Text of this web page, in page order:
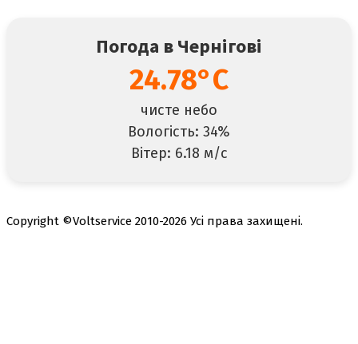
Погода в Чернігові
24.78°C
чисте небо
Вологість: 34%
Вітер: 6.18 м/с
Copyright ©Voltservice 2010-2026 Усі права захищені.